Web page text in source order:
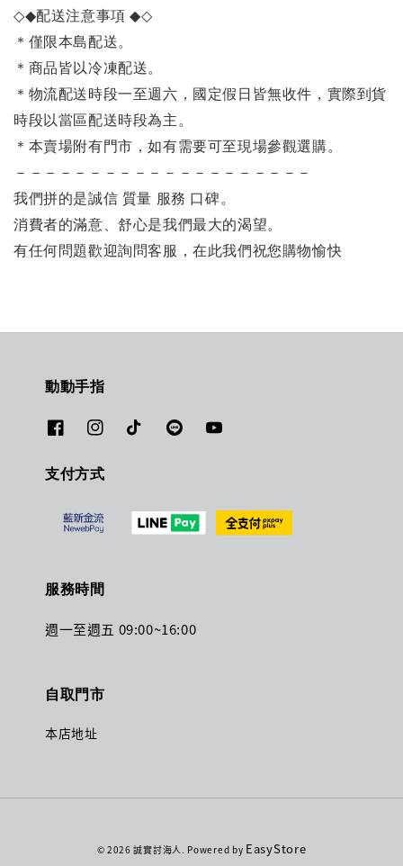
◇◆配送注意事項◆◇
＊僅限本島配送。
＊商品皆以冷凍配送。
＊物流配送時段一至週六，國定假日皆無收件，實際到貨
時段以當區配送時段為主。
＊本賣場附有門市，如有需要可至現場參觀選購。
－－－－－－－－－－－－－－－－－－－－
我們拼的是誠信 質量 服務 口碑。
消費者的滿意、舒心是我們最大的渴望。
有任何問題歡迎詢問客服，在此我們祝您購物愉快
動動手指
支付方式
服務時間
週一至週五 09:00~16:00
自取門市
本店地址
© 2026 誠實討海人. Powered by EasyStore